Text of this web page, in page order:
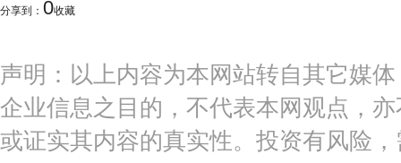
分享到： 0收藏
声明：以上内容为本网站转自其它媒
企业信息之目的，不代表本网观点，
或证实其内容的真实性。投资有风险